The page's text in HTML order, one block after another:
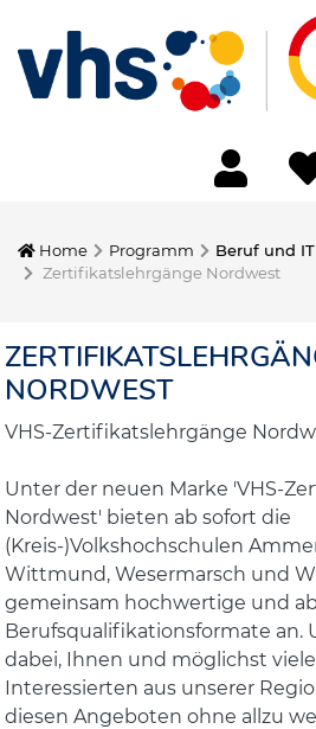
Home Programm
Beruf und IT
Zertifikatslehrgänge Nordwest
NORDWEST
VHS-Zertifikatslehrgänge
Unter der neuen Marke 'VHS-
Nordwest' bieten ab sofort die
(Kreis-)Volkshochschulen
Wittmund, Wesermarsch und
gemeinsam hochwertige und
Berufsqualifikationsformate an.
dabei, Ihnen und möglichst
Interessierten aus unserer
diesen Angeboten ohne allzu